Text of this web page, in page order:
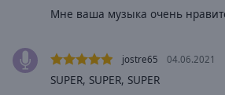
Family
Мне ваша музыка очень
jostre65 04.06.2021
SUPER, SUPER, SUPER